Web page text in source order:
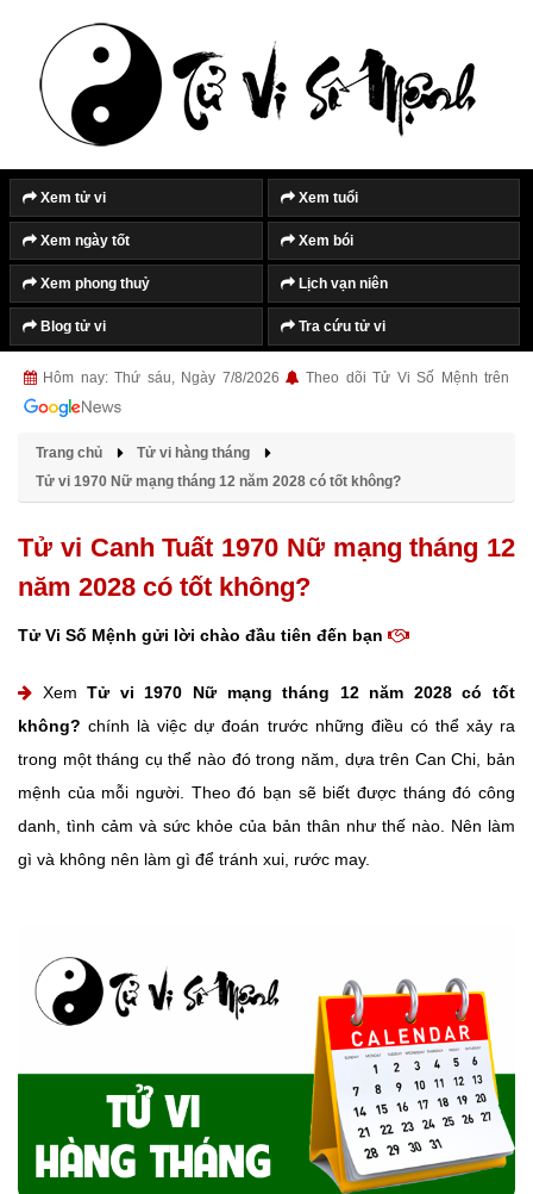
Xem tử vi Xem tuổi
Xem ngày tốt Xem bói
Xem phong thuỷ Lịch vạn niên
Blog tử vi Tra cứu tử vi
Hôm nay: Thứ sáu, Ngày 7/8/2026 Theo dõi Tử Vi Số Mệnh trên
Trang chủ
Tử vi hàng tháng
Tử vi 1970 Nữ mạng tháng 12 năm 2028 có tốt không?
Tử vi Canh Tuất 1970 Nữ mạng tháng 12
năm 2028 có tốt không?
Tử Vi Số Mệnh gửi lời chào đầu tiên đến bạn
XemTử vi 1970 Nữ mạng tháng 12 năm 2028 có tốt
không? chính là việc dự đoán trước những điều có thể xảy ra
trong một tháng cụ thể nào đó trong năm, dựa trên Can Chi, bản
mệnh của mỗi người. Theo đó bạn sẽ biết được tháng đó công
danh, tình cảm và sức khỏe của bản thân như thế nào. Nên làm
gì và không nên làm gì để tránh xui, rước may.